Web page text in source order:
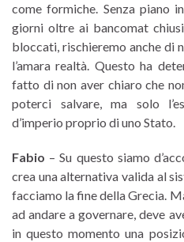
come formiche. Senza piano
giorni oltre ai bancomat
bloccati, rischieremo anche di
l’amara realtà. Questo ha
fatto di non aver chiaro che
poterci salvare, ma solo
d’imperio proprio di uno Stato.
Fabio – Su questo siamo
crea una alternativa valida al
facciamo la fine della Grecia.
ad andare a governare, deve
in questo momento una